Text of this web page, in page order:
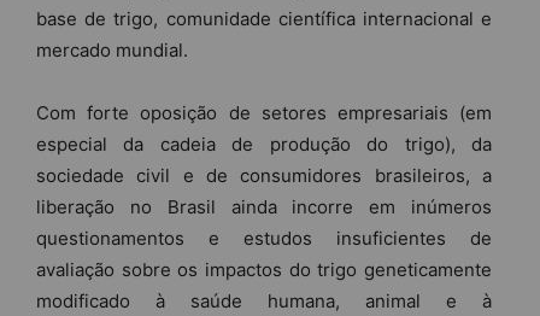
base de trigo, comunidade científica internacional e
mercado mundial.
Com forte oposição de setores empresariais (em
especial da cadeia de produção do trigo), da
sociedade civil e de consumidores brasileiros, a
liberação no Brasil ainda incorre em inúmeros
questionamentos e estudos insuficientes de
avaliação sobre os impactos do trigo geneticamente
modificado à saúde humana, animal e à